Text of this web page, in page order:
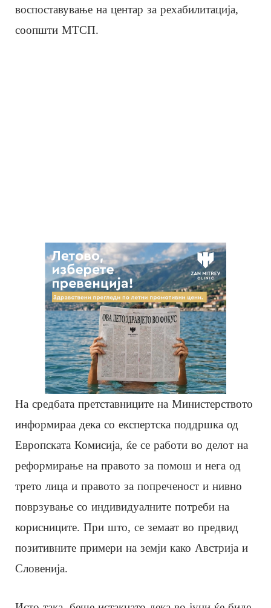
воспоставување на центар за рехабилитација,
соопшти МТСП.
На средбата претставниците на Министерството
информираа дека со експертска поддршка од
Европската Комисија, ќе се работи во делот на
реформирање на правото за помош и нега од
трето лица и правото за попреченост и нивно
поврзување со индивидуалните потреби на
корисниците. При што, се земаат во предвид
позитивните примери на земји како Австрија и
Словенија.